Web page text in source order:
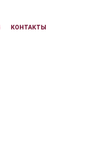
КОНТАКТЫ